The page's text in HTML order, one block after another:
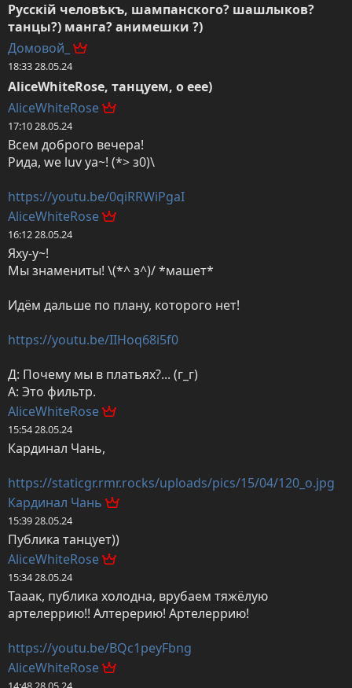
Русскій человѣкъ, шампанского? шашлыков?
танцы?) манга? анимешки ?)
Домовой_
18:33 28.05.24
AliceWhiteRose, танцуем, о еее)
AliceWhiteRose
17:10 28.05.24
Всем доброго вечера!
Рида, we luv ya~! (*> з0)\
https://youtu.be/0qiRRWiPgaI
AliceWhiteRose
16:12 28.05.24
Яху-у~!
Мы знамениты! \(*^ з^)/ *машет*
Идём дальше по плану, которого нет!
https://youtu.be/IIHoq68i5f0
Д: Почему мы в платьях?... (г_г)
А: Это фильтр.
AliceWhiteRose
15:54 28.05.24
Кардинал Чань,
https://staticgr.rmr.rocks/uploads/pics/15/04/120_o.jpg
Кардинал Чань
15:39 28.05.24
Публика танцует))
AliceWhiteRose
15:34 28.05.24
Тааак, публика холодна, врубаем тяжёлую
артелеррию!! Алтерерию! Артелеррию!
https://youtu.be/BQc1peyFbng
AliceWhiteRose